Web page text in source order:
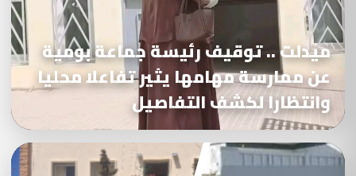
ميدلت .. توقيف رئيسة جماعة بومية
عن ممارسة مهامها يثير تفاعلا محليا
وانتظارا لكشف التفاصيل